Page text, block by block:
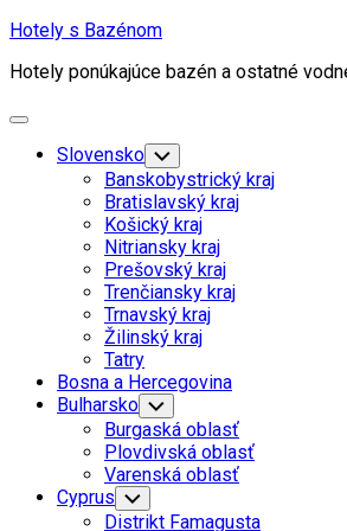
Skip
content
Hotely s Bazénom
Hotely ponúkajúce bazén a ostatné
Expand
Slovensko Toggle
Child
Menu
Banskobystrický kraj
Bratislavský kraj
Košický kraj
Nitriansky kraj
Prešovský kraj
Trenčiansky kraj
Trnavský kraj
Žilinský kraj
Tatry
Bosna a Hercegovina
Bulharsko Toggle
Child
Menu
Burgaská oblasť
Plovdivská oblasť
Varenská oblasť
Cyprus Toggle
Child
Distrikt Famagusta